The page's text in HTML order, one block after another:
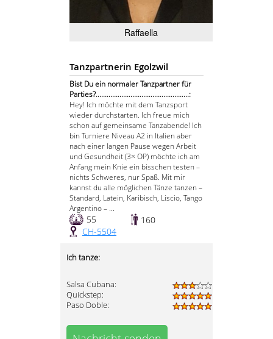
Raffaella
Tanzpartnerin Egolzwil
Bist Du ein normaler Tanzpartner für
Parties?...................................................:
Hey! Ich möchte mit dem Tanzsport
wieder durchstarten. Ich freue mich
schon auf gemeinsame Tanzabende! Ich
bin Turniere Niveau A2 in Italien aber
nach einer langen Pause wegen Arbeit
und Gesundheit (3× OP) möchte ich am
Anfang mein Knie ein bisschen testen –
nichts Schweres, nur Spaß. Mit mir
kannst du alle möglichen Tänze tanzen –
Standard, Latein, Karibisch, Liscio, Tango
Argentino – ...
55
160
CH-5504
Ich tanze:
Salsa Cubana:
Quickstep:
Paso Doble: